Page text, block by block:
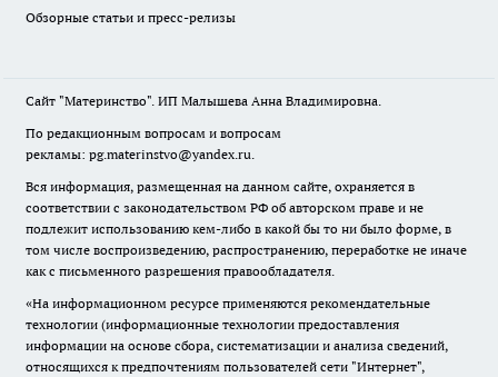
Обзорные статьи и пресс-релизы
Сайт "Материнство". ИП Малышева Анна Владимировна.
По редакционным вопросам и вопросам
рекламы: pg.materinstvo@yandex.ru.
Вся информация, размещенная на данном сайте, охраняется в
соответствии с законодательством РФ об авторском праве и не
подлежит использованию кем-либо в какой бы то ни было форме, в
том числе воспроизведению, распространению, переработке не иначе
как с письменного разрешения правообладателя.
«На информационном ресурсе применяются рекомендательные
технологии (информационные технологии предоставления
информации на основе сбора, систематизации и анализа сведений,
относящихся к предпочтениям пользователей сети "Интернет",